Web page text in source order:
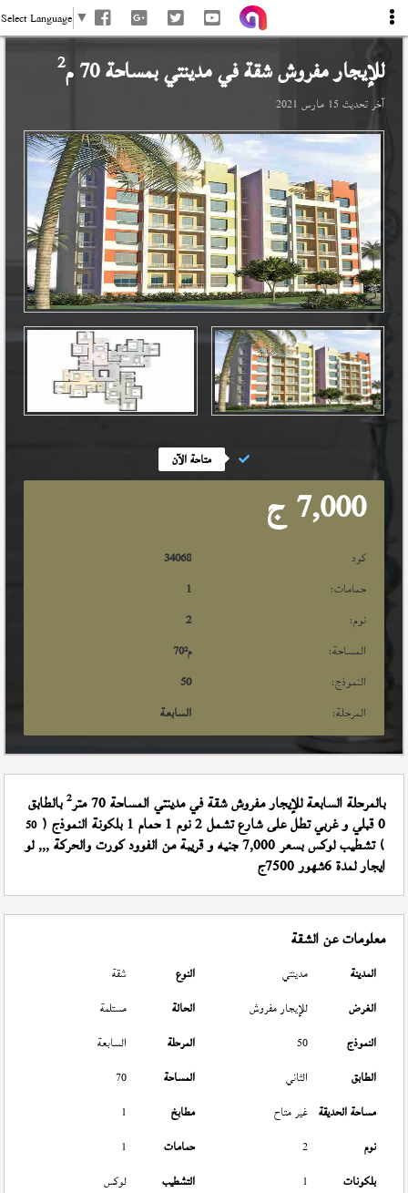
Select Language ▼
للإيجار مفروش شقة فيمدينتيبمساحة 70 م 2
آخر تحديث 15 مارس 2021
متاحة الآن
7,000 ج
كود
34068
حمامات:
1
نوم:
2
المساحة:
70م²
النموذج:
50
المرحلة:
السابعة
بالمرحلة السابعة للإيجار مفروش شقة في مدينتي المساحة 70 متر 2بالطابق
0 قبلي و غربي تطل على شارع تشمل 2 نوم 1 حمام 1 بلكونة النموذج ( 50
) تشطيب لوكس بسعر 7,000 جنيه و قريبة من الفوود كورت والحركة ,,, لو
ايجار لمدة 6شهور 7500ج
معلومات عن الشقة
المدينة مدينتي النوع
شقة
الغرض
للإيجار مفروش الحالة
مستلمة
النموذج
50 المرحلة
السابعة
الطابق
الثاني المساحة
70
مساحة الحديقة غير متاح مطابخ
1
نوم
2 حمامات
1
بلكونات
1 التشطيب
لوكس